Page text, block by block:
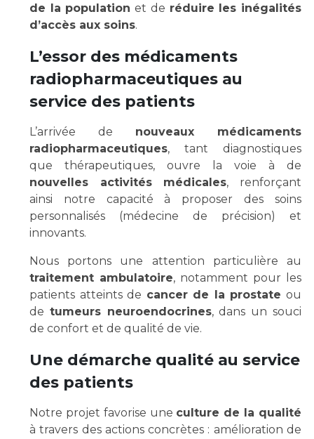
Handi 13
Pôle Médecine Physique et Réadaptation
Accueil sourds et malentendants
Charte Romain Jacob
Mouvement Parcours Handicap 13
Activité physique
Cancer
Maladies rares
Maternité Hôpital Nord
Vos représentants
Adresser un patient
Réseaux de soins
Médicale
Radiologie / Imagerie
Cancérologie
Les pôles d'activité médicale
Anatomie et Cytologie Pathologiques
Adresser un examen au Laboratoire d'Infectiologie
Plateforme d'Expertise Maladies Rares
Presse / Multimédia
Communiqués de presse
Dossiers de presse
de la population et de réduire les inégalités
d’accès aux soins.
L’essor des médicaments
radiopharmaceutiques au
service des patients
L’arrivée de nouveaux médicaments
radiopharmaceutiques, tant diagnostiques
que thérapeutiques, ouvre la voie à de
nouvelles activités médicales, renforçant
ainsi notre capacité à proposer des soins
personnalisés (médecine de précision) et
innovants.
Nous portons une attention particulière au
traitement ambulatoire, notamment pour les
patients atteints de cancer de la prostate ou
de tumeurs neuroendocrines, dans un souci
de confort et de qualité de vie.
Une démarche qualité au service
des patients
Notre projet favorise une culture de la qualité
à travers des actions concrètes : amélioration de